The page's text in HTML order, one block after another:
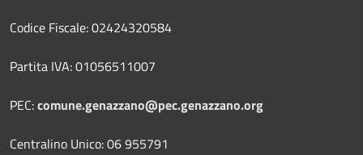
Codice Fiscale: 02424320584
Partita IVA: 01056511007
PEC:comune.genazzano@pec.genazzano.org
Centralino Unico: 06 955791